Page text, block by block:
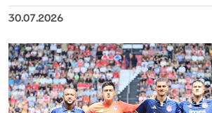
30.07.2026